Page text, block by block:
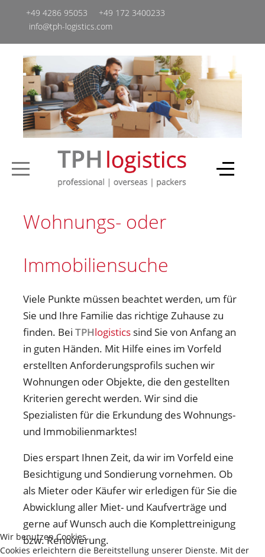
+49 4286 95053
+49 ‭172 3400233‬
info@tph-logistics.com
Wohnungs- oder
Immobiliensuche
Viele Punkte müssen beachtet werden, um für
Sie und Ihre Familie das richtige Zuhause zu
finden. BeiTPHlogistics sind Sie von Anfang an
in guten Händen. Mit Hilfe eines im Vorfeld
erstellten Anforderungsprofils suchen wir
Wohnungen oder Objekte, die den gestellten
Kriterien gerecht werden. Wir sind die
Spezialisten für die Erkundung des Wohnungs-
und Immobilienmarktes!
Dies erspart Ihnen Zeit, da wir im Vorfeld eine
Besichtigung und Sondierung vornehmen. Ob
als Mieter oder Käufer wir erledigen für Sie die
Abwicklung aller Miet- und Kaufverträge und
gerne auf Wunsch auch die Komplettreinigung
bzw. Renovierung.
Wir benutzen Cookies
Cookies erleichtern die Bereitstellung unserer Dienste. Mit der